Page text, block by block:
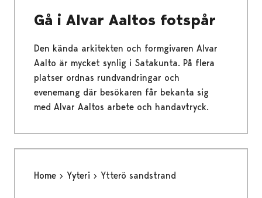
Gå i Alvar Aaltos fotspår
Den kända arkitekten och formgivaren Alvar
Aalto är mycket synlig i Satakunta. På flera
platser ordnas rundvandringar och
evenemang där besökaren får bekanta sig
med Alvar Aaltos arbete och handavtryck.
Home Yyteri Ytterö sandstrand